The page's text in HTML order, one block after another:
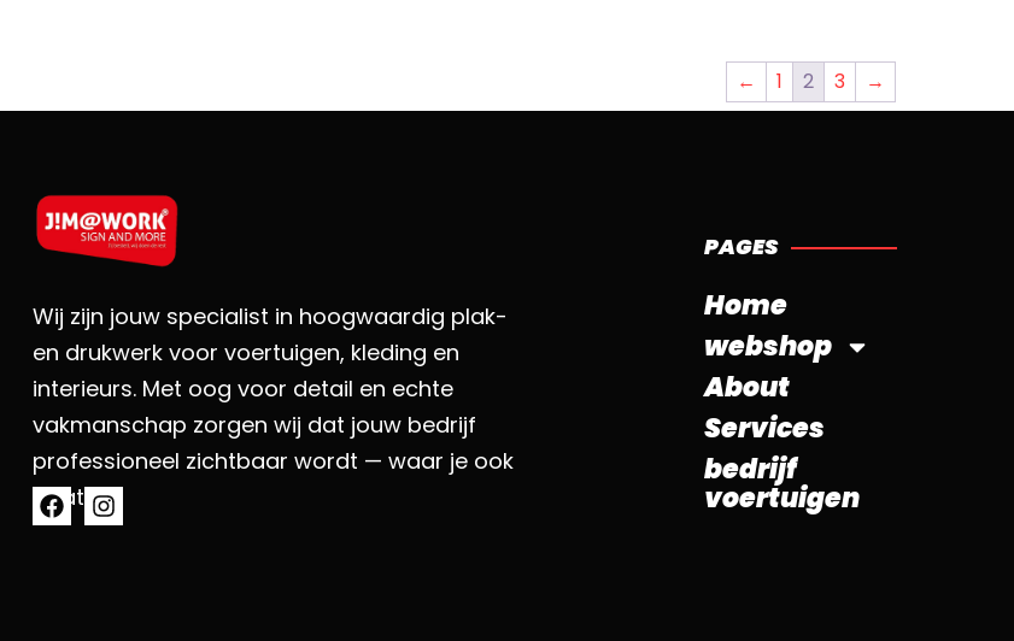
← 1 2 3 →
Wij zijn jouw specialist in hoogwaardig plak-
en drukwerk voor voertuigen, kleding en
interieurs. Met oog voor detail en echte
vakmanschap zorgen wij dat jouw bedrijf
professioneel zichtbaar wordt — waar je ook
gaat..
PAGES
Home
webshop
About
Services
bedrijf
voertuigen